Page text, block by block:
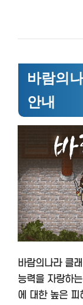
바람의
안내
바람의나라 클
능력을 자랑하
에 대한 높은 피